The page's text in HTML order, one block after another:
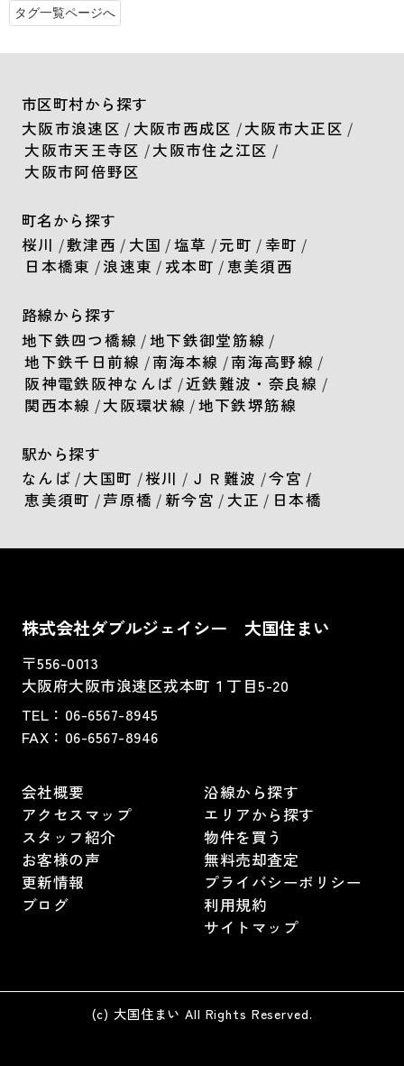
タグ一覧ページへ
市区町村から探す
大阪市浪速区 / 大阪市西成区 /大阪市大正区 /
大阪市天王寺区 /大阪市住之江区 /
大阪市阿倍野区
町名から探す
桜川 /敷津西 / 大国 /塩草 /元町 / 幸町 /
日本橋東 /浪速東 / 戎本町 /恵美須西
路線から探す
地下鉄四つ橋線 /地下鉄御堂筋線 /
地下鉄千日前線 /南海本線 /南海高野線 /
阪神電鉄阪神なんば /近鉄難波・奈良線 /
関西本線 /大阪環状線 /地下鉄堺筋線
駅から探す
なんば /大国町 /桜川 / ＪＲ難波 /今宮 /
恵美須町 /芦原橋 /新今宮 / 大正 / 日本橋
株式会社ダブルジェイシー 大国住まい
〒556-0013
大阪府大阪市浪速区戎本町１丁目5-20
TEL： 06-6567-8945
FAX：06-6567-8946
会社概要
アクセスマップ
スタッフ紹介
お客様の声
更新情報
ブログ
沿線から探す
エリアから探す
物件を買う
無料売却査定
プライバシーポリシー
利用規約
サイトマップ
(c) 大国住まい All Rights Reserved.